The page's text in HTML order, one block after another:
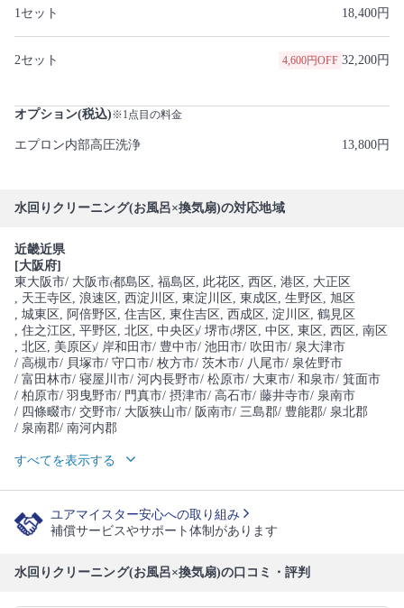
1セット 18,400円
2セット 4,600円OFF 32,200円
オプション(税込)※1点目の料金
エプロン内部高圧洗浄 13,800円
水回りクリーニング(お風呂×換気扇)の対応地域
近畿近県
[大阪府]
東大阪市/ 大阪市(都島区 , 福島区 , 此花区 , 西区 , 港区 , 大正区
, 天王寺区 , 浪速区 , 西淀川区 , 東淀川区 , 東成区 , 生野区 , 旭区
, 城東区 , 阿倍野区 , 住吉区 , 東住吉区 , 西成区 , 淀川区 , 鶴見区
, 住之江区 , 平野区 , 北区 , 中央区)/ 堺市(堺区 , 中区 , 東区 , 西区 , 南区
, 北区 , 美原区)/ 岸和田市/ 豊中市/ 池田市/ 吹田市/ 泉大津市
/ 高槻市/ 貝塚市/ 守口市/ 枚方市/ 茨木市/ 八尾市/ 泉佐野市
/ 富田林市/ 寝屋川市/ 河内長野市/ 松原市/ 大東市/ 和泉市/ 箕面市
/ 柏原市/ 羽曳野市/ 門真市/ 摂津市/ 高石市/ 藤井寺市/ 泉南市
/ 四條畷市/ 交野市/ 大阪狭山市/ 阪南市/ 三島郡/ 豊能郡/ 泉北郡
/ 泉南郡/ 南河内郡
すべてを表示する
ユアマイスター安心への取り組み
補償サービスやサポート体制があります
水回りクリーニング(お風呂×換気扇)の口コミ・評判